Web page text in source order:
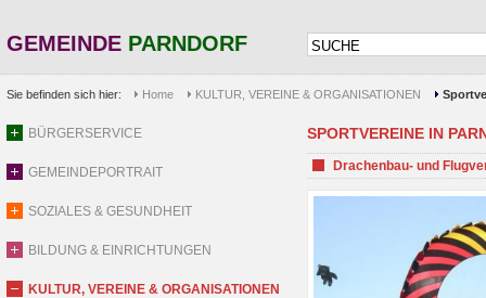
GEMEINDE PARNDORF
Sie befinden sich hier: Home KULTUR, VEREINE & ORGANISATIONEN
BÜRGERSERVICE
GEMEINDEPORTRAIT
SOZIALES & GESUNDHEIT
BILDUNG & EINRICHTUNGEN
KULTUR, VEREINE & ORGANISATIONEN
SPORTVEREINE IN
Drachenbau- und